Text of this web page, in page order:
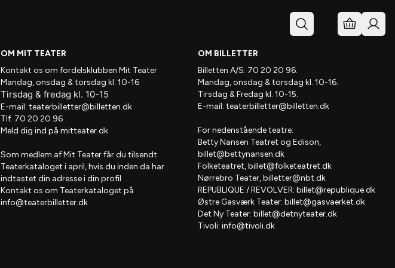
OM MIT TEATER
Kontakt os om fordelsklubben Mit Teater
Mandag, onsdag & torsdag kl. 10-16
Tirsdag & fredag kl. 10-15
E-mail: teaterbilletter@billetten.dk
Tlf. 70 20 20 96
Meld dig ind på mitteater.dk
Som medlem afMit Teaterfår du tilsendt
Teaterkataloget i april, hvis du inden da har
indtastet din adresse i din profil
Kontakt os om Teaterkataloget på
info@teaterbilletter.dk
OM BILLETTER
Billetten A/S: 70 20 20 96.
Mandag, onsdag & torsdag kl. 10-16.
Tirsdag & Fredag kl. 10-15.
E-mail: teaterbilletter@billetten.dk
For nedenstående teatre:
Betty Nansen Teatret og Edison,
billet@bettynansen.dk
Folketeatret,billet@folketeatret.dk
Nørrebro Teater,billetter@nbt.dk
REPUBLIQUE / REVOLVER: billet@republique.dk
Østre Gasværk Teater: billet@gasvaerket.dk
Det Ny Teater: billet@detnyteater.dk
Tivoli: info@tivoli.dk